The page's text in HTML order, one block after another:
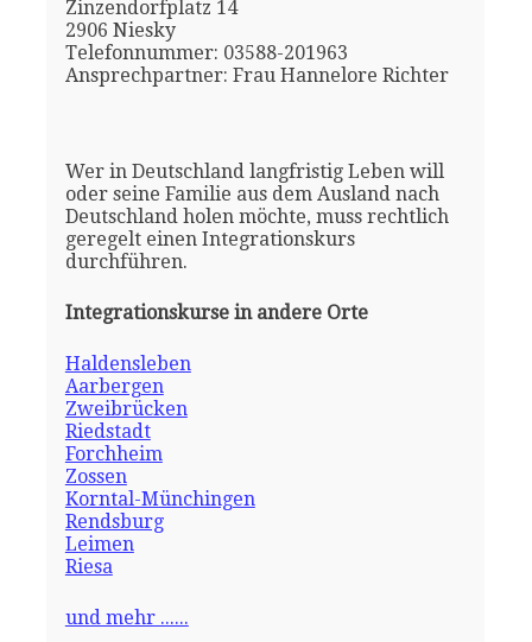
Zinzendorfplatz 14
2906 Niesky
Telefonnummer: 03588-201963
Ansprechpartner: Frau Hannelore Richter
Wer in Deutschland langfristig Leben will
oder seine Familie aus dem Ausland nach
Deutschland holen möchte, muss rechtlich
geregelt einen Integrationskurs
durchführen.
Integrationskurse in andere Orte
Haldensleben
Aarbergen
Zweibrücken
Riedstadt
Forchheim
Zossen
Korntal-Münchingen
Rendsburg
Leimen
Riesa
und mehr ......